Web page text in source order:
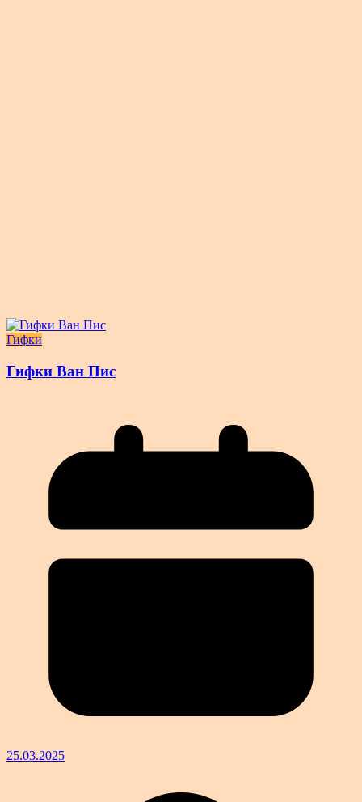
Гифки
Гифки Ван Пис
25.03.2025